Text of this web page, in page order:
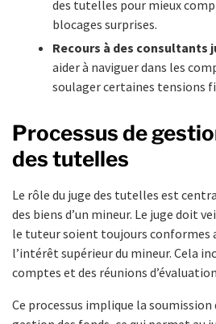
des tutelles pour mieux
blocages surprises.
Recours à des consultants
aider à naviguer dans les
soulager certaines tensions
Processus de
des tutelles
Le rôle du juge des tutelles est
des biens d’un mineur. Le juge doit
le tuteur soient toujours conformes
l’intérêt supérieur du mineur. Cela
comptes et des réunions
Ce processus implique la